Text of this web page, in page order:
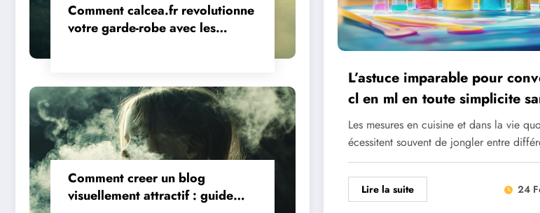
Comment calcea.fr revolutionne
votre garde-robe avec les
Comment creer un blog
visuellement attractif : guide
L’astuce imparable pour
cl en ml en toute simplicite
calculatrice
Les mesures en cuisine et dans la vie
écessitent souvent de jongler entre
Lire la suite 24